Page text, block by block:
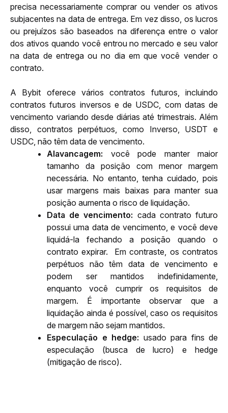
precisa necessariamente comprar ou vender os ativos
subjacentes na data de entrega. Em vez disso, os lucros
ou prejuízos são baseados na diferença entre o valor
dos ativos quando você entrou no mercado e seu valor
na data de entrega ou no dia em que você vender o
contrato.
A Bybit oferece vários contratos futuros, incluindo
contratos futuros inversos e de USDC, com datas de
vencimento variando desde diárias até trimestrais. Além
disso, contratos perpétuos, como Inverso, USDT e
USDC, não têm data de vencimento.
Alavancagem: você pode manter maior
tamanho da posição com menor margem
necessária. No entanto, tenha cuidado, pois
usar margens mais baixas para manter sua
posição aumenta o risco de liquidação.
Data de vencimento: cada contrato futuro
possui uma data de vencimento, e você deve
liquidá-la fechando a posição quando o
contrato expirar.  Em contraste, os contratos
perpétuos não têm data de vencimento e
podem ser mantidos indefinidamente,
enquanto você cumprir os requisitos de
margem. É importante observar que a
liquidação ainda é possível, caso os requisitos
de margem não sejam mantidos.
Especulação e hedge: usado para fins de
especulação (busca de lucro) e hedge
(mitigação de risco).